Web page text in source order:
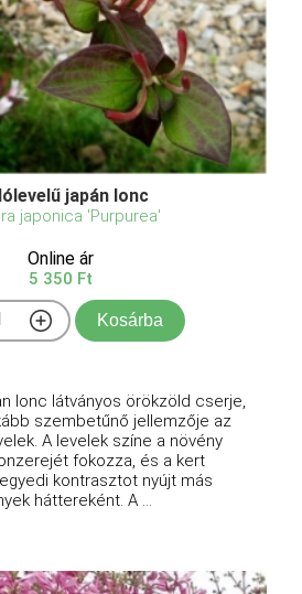
japán lonc
japonica 'Purpurea'
Online ár
5 350 Ft
Kosárba
lonc látványos örökzöld cserje,
szembetűnő jellemzője az
A levelek színe a növény
fokozza, és a kert
kontrasztot nyújt más
háttereként. A ...